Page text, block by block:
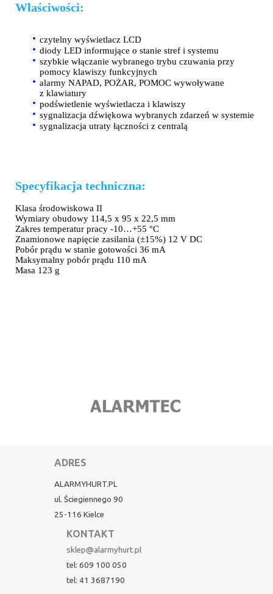
Właściwości:
czytelny wyświetlacz LCD
diody LED informujące o stanie stref i systemu
szybkie włączanie wybranego trybu czuwania przy
pomocy klawiszy funkcyjnych
alarmy NAPAD, POŻAR, POMOC wywoływane
z klawiatury
podświetlenie wyświetlacza i klawiszy
sygnalizacja dźwiękowa wybranych zdarzeń w systemie
sygnalizacja utraty łączności z centralą
Specyfikacja techniczna:
Klasa środowiskowa II
Wymiary obudowy 114,5 x 95 x 22,5 mm
Zakres temperatur pracy -10…+55 °C
Znamionowe napięcie zasilania (±15%) 12 V DC
Pobór prądu w stanie gotowości 36 mA
Maksymalny pobór prądu 110 mA
Masa 123 g
ADRES
ALARMYHURT.PL
ul. Ściegiennego 90
25-116 Kielce
KONTAKT
sklep@alarmyhurt.pl
tel: 609 100 050
tel: 41 3687190